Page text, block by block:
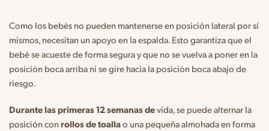
Como los bebés no pueden mantenerse en posición lateral por sí
mismos, necesitan un apoyo en la espalda. Esto garantiza que el
bebé se acueste de forma segura y que no se vuelva a poner en la
posición boca arriba ni se gire hacia la posición boca abajo de
riesgo.
Durante las primeras 12 semanas devida, se puede alternar la
posición conrollos de toallao una pequeña almohada en forma